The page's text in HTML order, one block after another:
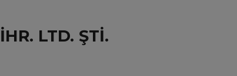
LTD. ŞTI.